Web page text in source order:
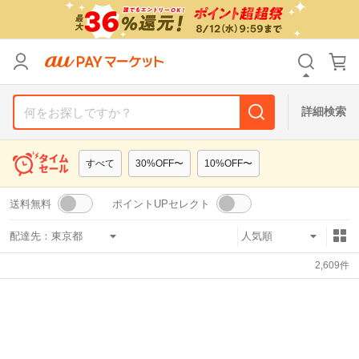
詳細検索
すべて 30%OFF〜 10%OFF〜
送料無料 ポイントUPセレクト
配達先：
2,609件
カテゴリ すべて
すべて
支払い方法 すべて
その他の条件
送料無料 タイムセール
Pontaパス特典対象すべて ポイントUPセレクトのみ
カテゴリ すべて
すべて
支払い方法 すべて
その他の条件
送料無料 タイムセール
Pontaパス特典対象すべて ポイントUPセレクトのみ